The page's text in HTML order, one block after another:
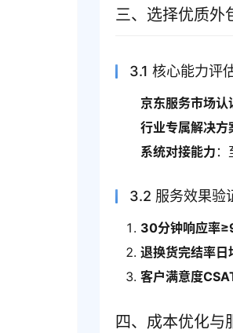
三、选择优质外
3.1 核心能力评
京东服务市场认
行业专属解决方
系统对接能力
3.2 服务效果验
30分钟响应率
退换货完结率
客户满意度
四、成本优化与